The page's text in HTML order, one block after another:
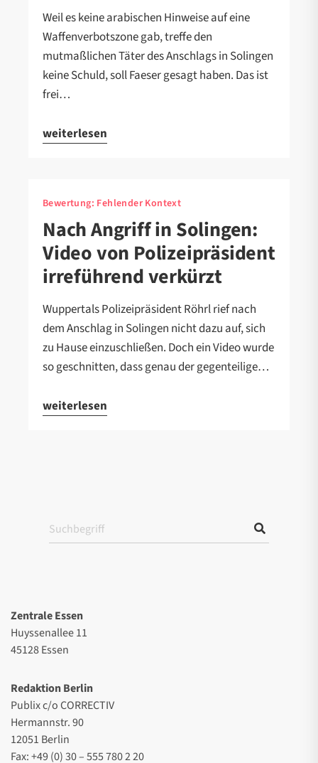
Weil es keine arabischen Hinweise auf eine
Waffenverbotszone gab, treffe den
mutmaßlichen Täter des Anschlags in Solingen
keine Schuld, soll Faeser gesagt haben. Das ist
frei…
weiterlesen
Bewertung: Fehlender Kontext
Nach Angriff in Solingen:
Video von Polizeipräsident
irreführend verkürzt
Wuppertals Polizeipräsident Röhrl rief nach
dem Anschlag in Solingen nicht dazu auf, sich
zu Hause einzuschließen. Doch ein Video wurde
so geschnitten, dass genau der gegenteilige…
weiterlesen
Zentrale Essen
Huyssenallee 11
45128 Essen
Redaktion Berlin
Publix c/o CORRECTIV
Hermannstr. 90
12051 Berlin
Fax: +49 (0) 30 – 555 780 2 20